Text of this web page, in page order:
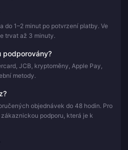
do 1–2 minut po potvrzení platby. Ve
trvat až 3 minuty.
podporovány?
JCB, kryptoměny, Apple Pay,
metody.
objednávek do 48 hodin. Pro
podporu, která je k